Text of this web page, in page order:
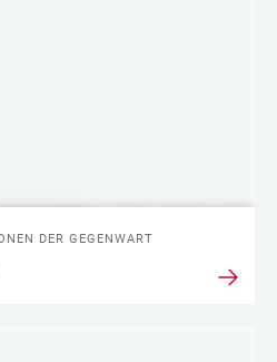
DER GEGENWART